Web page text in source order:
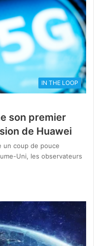
IN THE LOOP
son premier
de Huawei
un coup de pouce
Uni, les observateurs